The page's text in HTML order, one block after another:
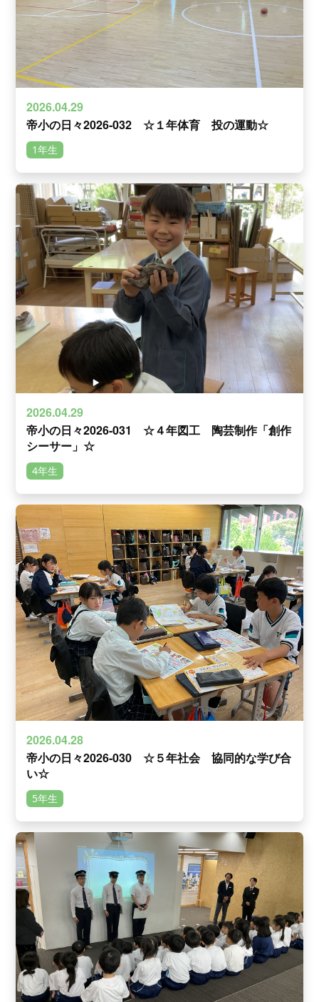
2026.04.29
帝小の日々2026-032 ☆１年体育 投の運動☆
1年生
2026.04.29
帝小の日々2026-031 ☆４年図工 陶芸制作「創作
シーサー」☆
4年生
2026.04.28
帝小の日々2026-030 ☆５年社会 協同的な学び合
い☆
5年生